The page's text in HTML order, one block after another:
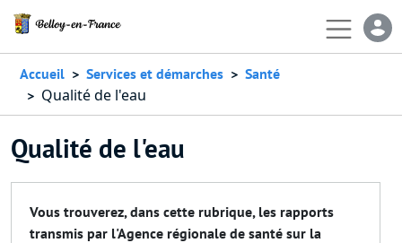
Accueil Services et démarches Santé
Qualité de l'eau
Qualité de l'eau
Vous trouverez, dans cette rubrique, les rapports
transmis par l'Agence régionale de santé sur la